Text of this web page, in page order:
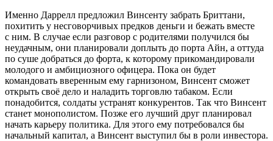
Именно Даррелл предложил Винсенту забрать Бриттани,
похитить у несговорчивых предков деньги и бежать вместе
с ним. В случае если разговор с родителями получился бы
неудачным, они планировали доплыть до порта Айн, а оттуда
по суше добраться до форта, к которому прикомандировали
молодого и амбициозного офицера. Пока он будет
командовать вверенным ему гарнизоном, Винсент сможет
открыть своё дело и наладить торговлю табаком. Если
понадобится, солдаты устранят конкурентов. Так что Винсент
станет монополистом. Позже его лучший друг планировал
начать карьеру политика. Для этого ему потребовался бы
начальный капитал, а Винсент выступил бы в роли инвестора.